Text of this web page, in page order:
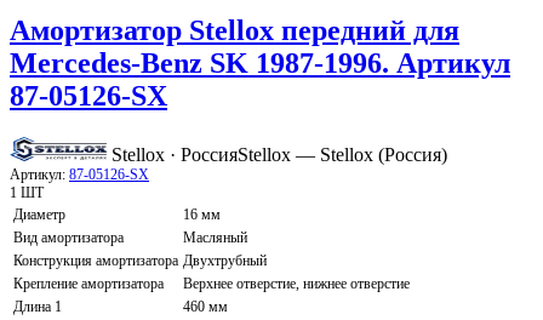
Амортизатор Stellox передний для
Mercedes-Benz SK 1987-1996. Артикул
87-05126-SX
Stellox · РоссияStellox — Stellox (Россия)
Артикул: 87-05126-SX
1 ШТ
Диаметр
16 мм
Вид амортизатора
Масляный
Конструкция амортизатора Двухтрубный
Крепление амортизатора
Верхнее отверстие, нижнее отверстие
Длина 1
460 мм